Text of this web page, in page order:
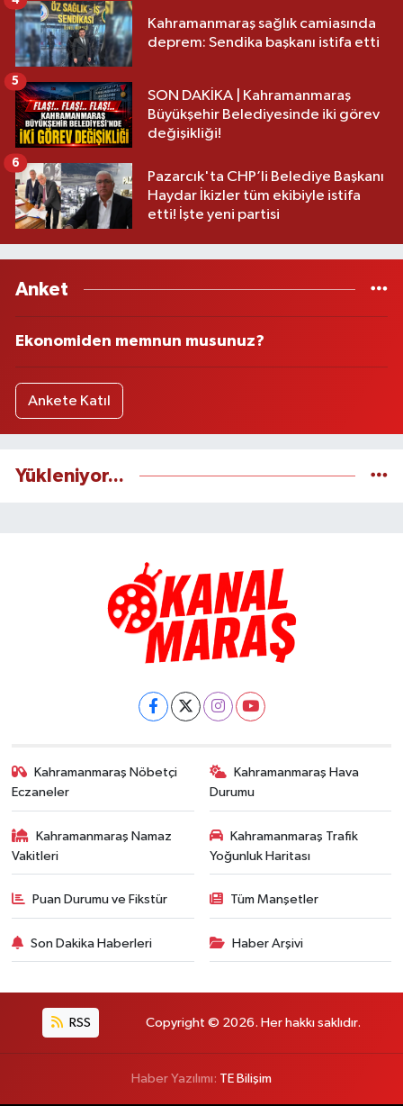
Kahramanmaraş sağlık camiasında
deprem: Sendika başkanı istifa etti
SON DAKİKA | Kahramanmaraş
Büyükşehir Belediyesinde iki görev
değişikliği!
5
Pazarcık'ta CHP’li Belediye Başkanı
Haydar İkizler tüm ekibiyle istifa
etti! İşte yeni partisi
6
Anket
Ekonomiden memnun musunuz?
Ankete Katıl
Yükleniyor...
Kahramanmaraş Nöbetçi
Eczaneler
Kahramanmaraş Hava
Durumu
Kahramanmaraş Namaz
Vakitleri
Kahramanmaraş Trafik
Yoğunluk Haritası
Puan Durumu ve Fikstür Tüm Manşetler
Son Dakika Haberleri Haber Arşivi
RSS Copyright © 2026. Her hakkı saklıdır.
Haber Yazılımı: TE Bilişim